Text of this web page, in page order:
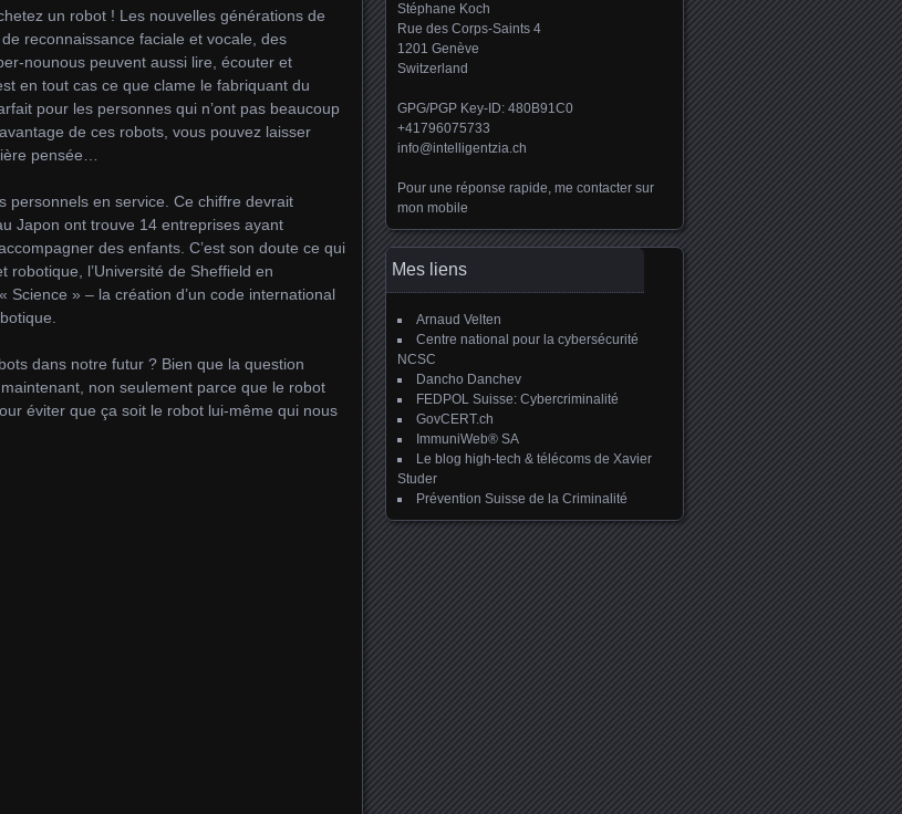
un robot ! Les nouvelles générations de
reconnaissance faciale et vocale, des
nounous peuvent aussi lire, écouter et
en tout cas ce que clame le fabriquant du
pour les personnes qui n’ont pas beaucoup
de ces robots, vous pouvez laisser
pensée…
personnels en service. Ce chiffre devrait
Japon ont trouve 14 entreprises ayant
des enfants. C’est son doute ce qui
l’Université de Sheffield en
» – la création d’un code international
dans notre futur ? Bien que la question
non seulement parce que le robot
éviter que ça soit le robot lui-même qui nous
Stéphane Koch
Rue des Corps-Saints 4
1201 Genève
Switzerland
GPG/PGP Key-ID: 480B91C0
+41796075733
info@intelligentzia.ch
Pour une réponse rapide, me contacter sur
mon mobile
Mes liens
Arnaud Velten
Centre national pour la cybersécurité
NCSC
Dancho Danchev
FEDPOL Suisse: Cybercriminalité
GovCERT.ch
ImmuniWeb® SA
Le blog high-tech & télécoms de Xavier
Studer
Prévention Suisse de la Criminalité